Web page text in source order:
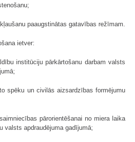
paaugstinātas gatavības režīmam.
ietver:
institūciju pārkārtošanu darbam valsts
spēku un civilās aizsardzības formējumu
pārorientēšanai no miera laika
valsts apdraudējuma gadījumā;